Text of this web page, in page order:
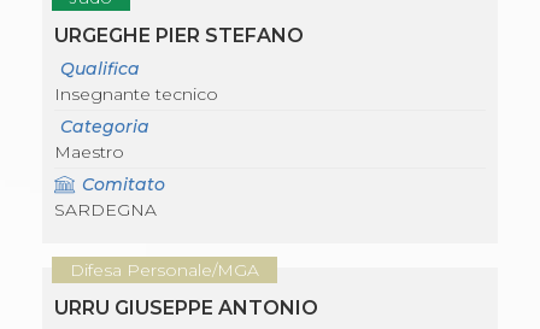
Quesiti fiscali
URGEGHE PIER STEFANO
Qualifica
Insegnante tecnico
Categoria
Maestro
Comitato
SARDEGNA
Difesa Personale/MGA
URRU GIUSEPPE ANTONIO